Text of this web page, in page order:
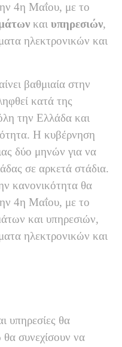
4η Μαΐου, με το
και υπηρεσιών,
ηλεκτρονικών και
βαθμιαία στην
κατά της
την Ελλάδα και
Η κυβέρνηση
δύο μηνών για να
σε αρκετά στάδια.
κανονικότητα θα
4η Μαΐου, με το
και υπηρεσιών,
ηλεκτρονικών και
υπηρεσίες θα
συνεχίσουν να